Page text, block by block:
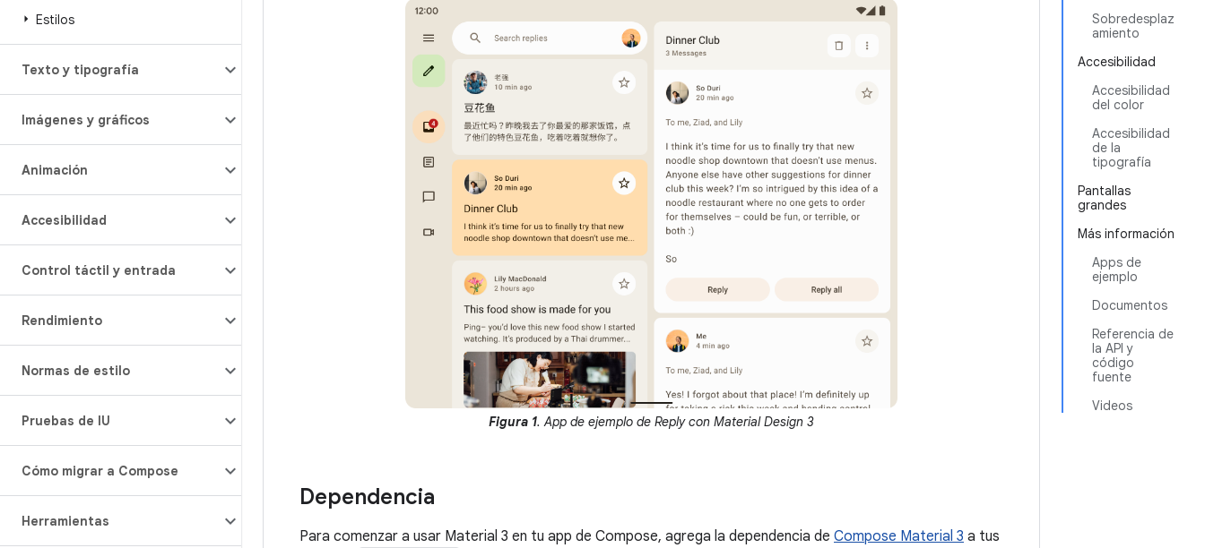
Estilos
Texto y tipografía
Imágenes y gráficos
Animación
Accesibilidad
Control táctil y entrada
Rendimiento
Normas de estilo
Pruebas de IU
Cómo migrar a Compose
Herramientas
Sobredesplaz
amiento
Accesibilidad
Accesibilidad
del color
Accesibilidad
de la
tipografía
Pantallas
grandes
Más información
Apps de
ejemplo
Documentos
Referencia de
la API y
código
fuente
Videos
Figura 1. App de ejemplo de Reply con Material Design 3
Dependencia
Para comenzar a usar Material 3 en tu app de Compose, agrega la dependencia de Compose Material 3 a tus